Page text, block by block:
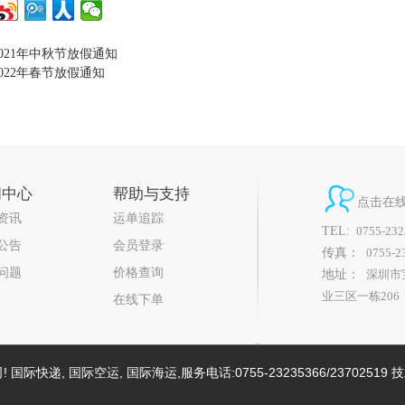
年中秋节放假通知
年春节放假通知
心
讯
告
题
帮助与支持
运单追踪
会员登录
价格查询
在线下单
点击在
TEL: 0755-
传真：
0755-
地址：
深圳市
业三区一栋206
国际快递, 国际空运, 国际海运,服务电话:0755-23235366/23702519